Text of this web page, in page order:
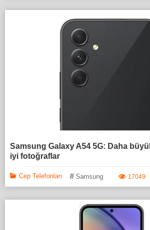
Samsung Galaxy A54 5G: Daha
iyi fotoğraflar
Cep Telefonları # Samsung 17049